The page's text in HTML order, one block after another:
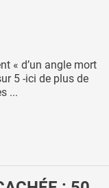
« d’un angle mort
5 -ici de plus de
...